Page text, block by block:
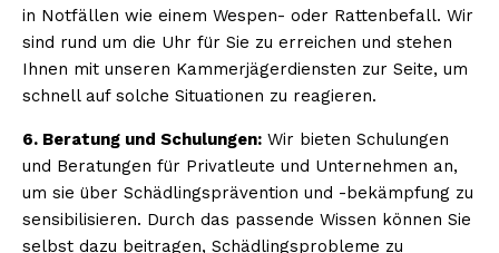
in Notfällen wie einem Wespen- oder Rattenbefall. Wir
sind rund um die Uhr für Sie zu erreichen und stehen
Ihnen mit unseren Kammerjägerdiensten zur Seite, um
schnell auf solche Situationen zu reagieren.
6. Beratung und Schulungen: Wir bieten Schulungen
und Beratungen für Privatleute und Unternehmen an,
um sie über Schädlingsprävention und -bekämpfung zu
sensibilisieren. Durch das passende Wissen können Sie
selbst dazu beitragen, Schädlingsprobleme zu